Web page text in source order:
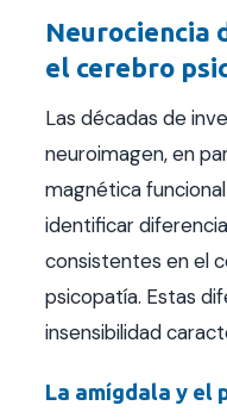
Neurociencia
el cerebro
Las décadas de
neuroimagen, en
magnética
identificar
consistentes en el
psicopatía. Estas
insensibilidad
La amígdala y el